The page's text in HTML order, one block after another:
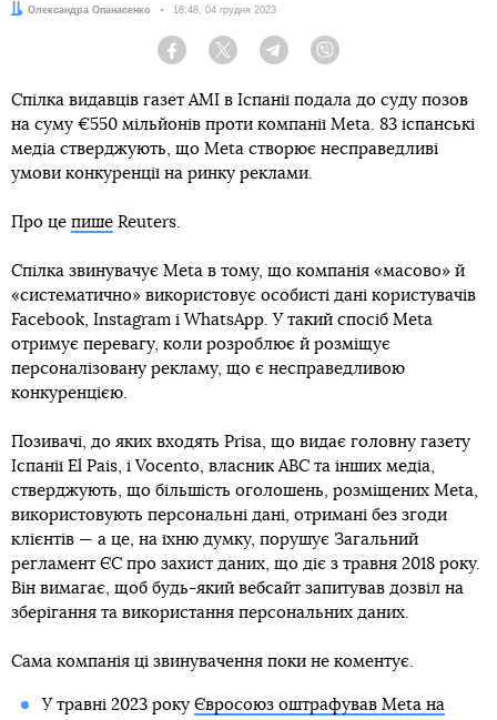
Автор:
Олександра Опанасенко Дата:
18:48, 04 грудня 2023
Facebook Twitter Telegram
Спілка видавців газет AMI в Іспанії подала до суду позов
на суму €550 мільйонів проти компанії Meta. 83 іспанські
медіа стверджують, що Meta створює несправедливі
умови конкуренції на ринку реклами.
Про це пише Reuters.
Спілка звинувачує Meta в тому, що компанія «масово» й
«систематично» використовує особисті дані користувачів
Facebook, Instagram і WhatsApp. У такий спосіб Meta
отримує перевагу, коли розроблює й розміщує
персоналізовану рекламу, що є несправедливою
конкуренцією.
Позивачі, до яких входять Prisa, що видає головну газету
Іспанії El Pais, і Vocento, власник ABC та інших медіа,
стверджують, що більшість оголошень, розміщених Meta,
використовують персональні дані, отримані без згоди
клієнтів — а це, на їхню думку, порушує Загальний
регламент ЄС про захист даних, що діє з травня 2018 року.
Він вимагає, щоб будь-який вебсайт запитував дозвіл на
зберігання та використання персональних даних.
Сама компанія ці звинувачення поки не коментує.
У травні 2023 року Євросоюз оштрафував Meta на